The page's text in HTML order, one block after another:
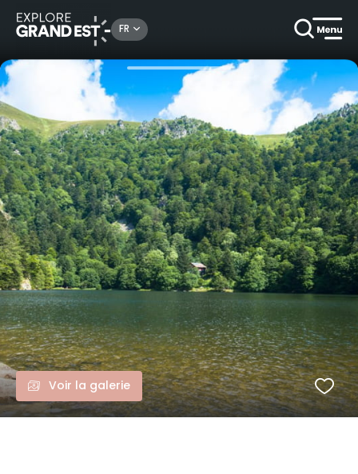
FR
Idées séjours Séjour crêtes, lacs et ballons des Vosges en itinérance pédestre
Voir la galerie